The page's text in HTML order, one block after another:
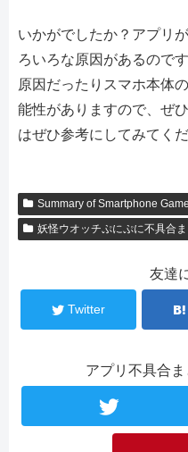
いかがでしたか？アプリ
ろいろな原因があるので
原因だったりスマホ本体
能性がありますので、ぜ
はぜひ参考にしてみてくだ
Summary of Smartphone
妖怪ウオッチぷにぷに不具合
友達
Twitter
アプリ不具合